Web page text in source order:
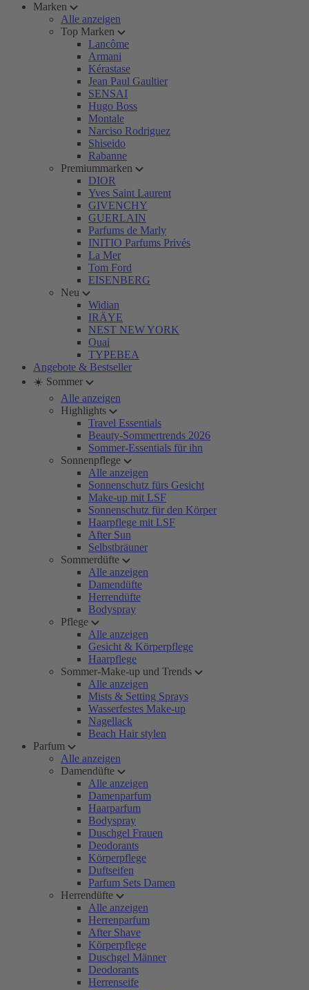
Marken
Alle anzeigen
Top Marken
Lancôme
Armani
Kérastase
Jean Paul Gaultier
SENSAI
Hugo Boss
Montale
Narciso Rodriguez
Shiseido
Rabanne
Premiummarken
DIOR
Yves Saint Laurent
GIVENCHY
GUERLAIN
Parfums de Marly
INITIO Parfums Privés
La Mer
Tom Ford
EISENBERG
Neu
Widian
IRÄYE
NEST NEW YORK
Ouai
TYPEBEA
Angebote & Bestseller
☀️ Sommer
Alle anzeigen
Highlights
Travel Essentials
Beauty-Sommertrends 2026
Sommer-Essentials für ihn
Sonnenpflege
Alle anzeigen
Sonnenschutz fürs Gesicht
Make-up mit LSF
Sonnenschutz für den Körper
Haarpflege mit LSF
After Sun
Selbstbräuner
Sommerdüfte
Alle anzeigen
Damendüfte
Herrendüfte
Bodyspray
Pflege
Alle anzeigen
Gesicht & Körperpflege
Haarpflege
Sommer-Make-up und Trends
Alle anzeigen
Mists & Setting Sprays
Wasserfestes Make-up
Nagellack
Beach Hair stylen
Parfum
Alle anzeigen
Damendüfte
Alle anzeigen
Damenparfum
Haarparfum
Bodyspray
Duschgel Frauen
Deodorants
Körperpflege
Duftseifen
Parfum Sets Damen
Herrendüfte
Alle anzeigen
Herrenparfum
After Shave
Körperpflege
Duschgel Männer
Deodorants
Herrenseife